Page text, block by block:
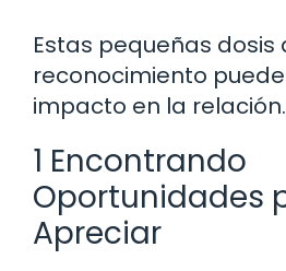
Estas pequeñas dosis
reconocimiento
impacto en la relación.
1 Encontrando
Oportunidades
Apreciar